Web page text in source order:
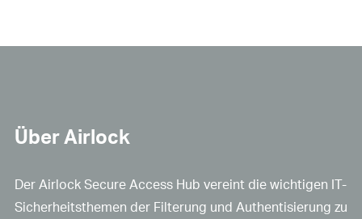
Über Airlock
Der Airlock Secure Access Hub vereint die wichtigen IT-
Sicherheitsthemen der Filterung und Authentisierung zu